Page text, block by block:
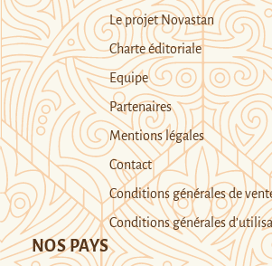
Le projet Novastan
Charte éditoriale
Equipe
Partenaires
Mentions légales
Contact
Conditions générales de
Conditions générales
NOS PAYS